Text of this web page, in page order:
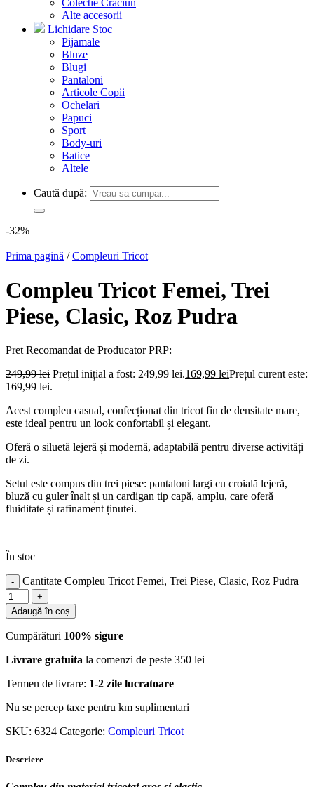
Alte accesorii
Lichidare Stoc
Pijamale
Bluze
Blugi
Pantaloni
Articole Copii
Ochelari
Papuci
Sport
Body-uri
Batice
Altele
Caută după:
-32%
Prima pagină / Compleuri Tricot
Compleu Tricot Femei, Trei
Piese, Clasic, Roz Pudra
Pret Recomandat de ProducatorPRP:
249,99lei Prețul inițial a fost: 249,99 lei.169,99 leiPrețul curent este:
169,99 lei.
Acest compleu casual, confecționat din tricot fin de densitate mare,
este ideal pentru un look confortabil și elegant.
Oferă o siluetă lejeră și modernă, adaptabilă pentru diverse activități
de zi.
Setul este compus din trei piese: pantaloni largi cu croială lejeră,
bluză cu guler înalt și un cardigan tip capă, amplu, care oferă
fluiditate și rafinament ținutei.
În stoc
Cantitate Compleu Tricot Femei, Trei Piese, Clasic, Roz Pudra
Adaugă în coș
Cumpărături 100% sigure
Livrare gratuita la comenzi de peste 350 lei
Termen de livrare: 1-2 zile lucratoare
Nu se percep taxe pentru km suplimentari
SKU: 6324 Categorie: Compleuri Tricot
Descriere